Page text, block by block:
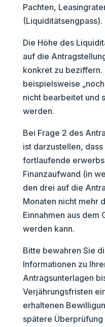
Pachten,
(Liquiditätsengpass).
Die Höhe des
auf die
konkret zu
beispielsweise
nicht bearbeitet und
werden.
Bei Frage 2 des
ist darzustellen,
fortlaufende
Finanzaufwand (in
den drei auf die
Monaten nicht mehr
Einnahmen aus
werden kann.
Bitte bewahren Sie
Informationen zu
Antragsunterlagen
Verjährungsfristen
erhaltenen
spätere